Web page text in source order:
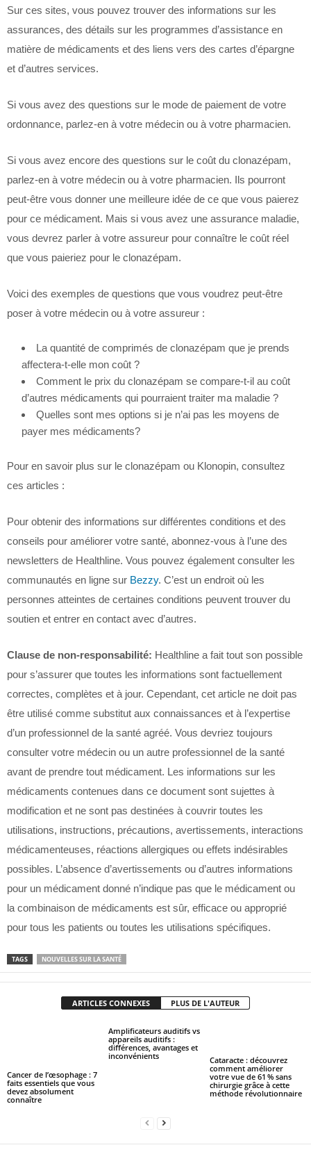
Sur ces sites, vous pouvez trouver des informations sur les
assurances, des détails sur les programmes d’assistance en
matière de médicaments et des liens vers des cartes d’épargne
et d’autres services.
Si vous avez des questions sur le mode de paiement de votre
ordonnance, parlez-en à votre médecin ou à votre pharmacien.
Si vous avez encore des questions sur le coût du clonazépam,
parlez-en à votre médecin ou à votre pharmacien. Ils pourront
peut-être vous donner une meilleure idée de ce que vous paierez
pour ce médicament. Mais si vous avez une assurance maladie,
vous devrez parler à votre assureur pour connaître le coût réel
que vous paieriez pour le clonazépam.
Voici des exemples de questions que vous voudrez peut-être
poser à votre médecin ou à votre assureur :
La quantité de comprimés de clonazépam que je prends
affectera-t-elle mon coût ?
Comment le prix du clonazépam se compare-t-il au coût
d’autres médicaments qui pourraient traiter ma maladie ?
Quelles sont mes options si je n’ai pas les moyens de
payer mes médicaments?
Pour en savoir plus sur le clonazépam ou Klonopin, consultez
ces articles :
Pour obtenir des informations sur différentes conditions et des
conseils pour améliorer votre santé, abonnez-vous à l’une des
newsletters de Healthline. Vous pouvez également consulter les
communautés en ligne sur Bezzy. C’est un endroit où les
personnes atteintes de certaines conditions peuvent trouver du
soutien et entrer en contact avec d’autres.
Clause de non-responsabilité: Healthline a fait tout son possible
pour s’assurer que toutes les informations sont factuellement
correctes, complètes et à jour. Cependant, cet article ne doit pas
être utilisé comme substitut aux connaissances et à l’expertise
d’un professionnel de la santé agréé. Vous devriez toujours
consulter votre médecin ou un autre professionnel de la santé
avant de prendre tout médicament. Les informations sur les
médicaments contenues dans ce document sont sujettes à
modification et ne sont pas destinées à couvrir toutes les
utilisations, instructions, précautions, avertissements, interactions
médicamenteuses, réactions allergiques ou effets indésirables
possibles. L’absence d’avertissements ou d’autres informations
pour un médicament donné n’indique pas que le médicament ou
la combinaison de médicaments est sûr, efficace ou approprié
pour tous les patients ou toutes les utilisations spécifiques.
TAGS NOUVELLES SUR LA SANTÉ
ARTICLES CONNEXES PLUS DE L'AUTEUR
Cancer de l’œsophage : 7
faits essentiels que vous
devez absolument
connaître
Amplificateurs auditifs vs
appareils auditifs :
différences, avantages et
inconvénients
Cataracte : découvrez
comment améliorer
votre vue de 61 % sans
chirurgie grâce à cette
méthode révolutionnaire